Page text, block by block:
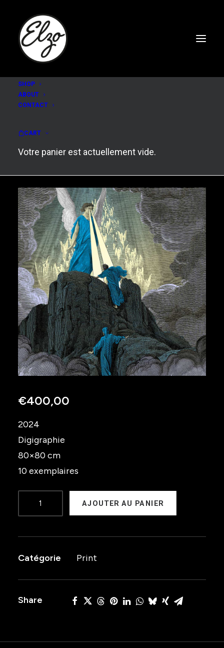
SHOP
ABOUT
CONTACT
CART
Votre panier est actuellement vide.
DELIVRANCE
€400,00
2024
Digigraphie
80×80 cm
10 exemplaires
de
AJOUTER AU PANIER
Catégorie Print
Share